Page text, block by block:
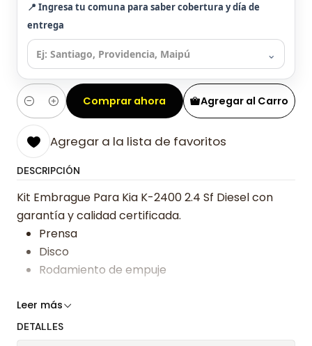
📍 Ingresa tu comuna para saber cobertura y día de
entrega
⌄
Cantidad
Agregar al Carro
Comprar ahora
Agregar a la lista de favoritos
DESCRIPCIÓN
Kit Embrague Para Kia K-2400 2.4 Sf Diesel con
garantía y calidad certificada.
Prensa
Disco
Rodamiento de empuje
Somos especialistas en embragues desde 2019,
Leer más
DETALLES